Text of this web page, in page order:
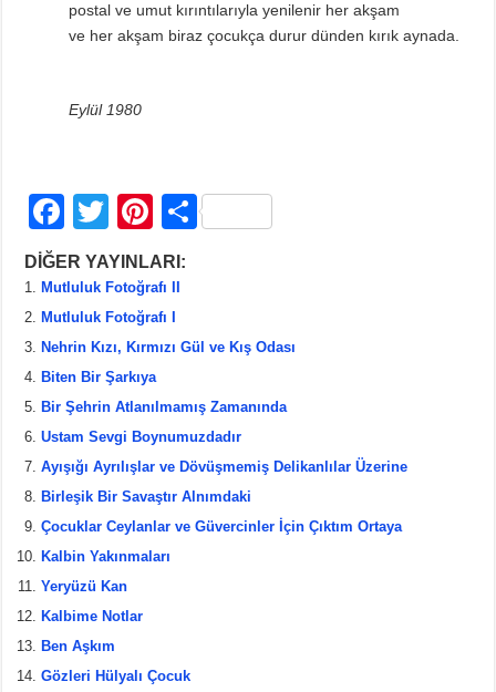
postal ve umut kırıntılarıyla yenilenir her akşam
ve her akşam biraz çocukça durur dünden kırık aynada.
Eylül 1980
F
a
c
e
b
o
o
k
T
wi
tt
er
Pi
nt
er
e
st
S
DİĞER YAYINLARI:
Mutluluk Fotoğrafı II
Mutluluk Fotoğrafı I
Nehrin Kızı, Kırmızı Gül ve Kış Odası
Biten Bir Şarkıya
Bir Şehrin Atlanılmamış Zamanında
Ustam Sevgi Boynumuzdadır
Ayışığı Ayrılışlar ve Dövüşmemiş Delikanlılar Üzerine
Birleşik Bir Savaştır Alnımdaki
Çocuklar Ceylanlar ve Güvercinler İçin Çıktım Ortaya
Kalbin Yakınmaları
Yeryüzü Kan
Kalbime Notlar
Ben Aşkım
Gözleri Hülyalı Çocuk